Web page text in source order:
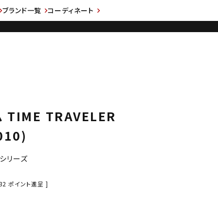
ブランド一覧 コーディネート
TRAVELER
リーズ
ポイント進呈 ]